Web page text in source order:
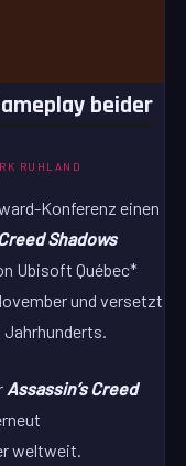
beider
RUHLAND
Konferenz einen
Shadows
Ubisoft Québec*
und versetzt
Jahrhunderts.
Assassin’s Creed
weltweit.